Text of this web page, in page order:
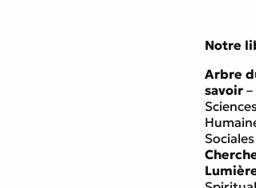
Notre
Arbre
savoir –
Sociales